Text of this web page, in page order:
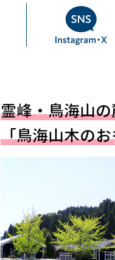
霊峰・鳥海山
「鳥海山木の